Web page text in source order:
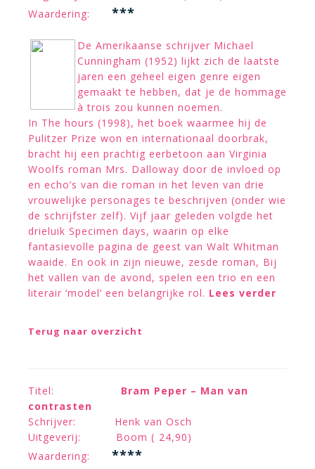
Waardering:
***
De Amerikaanse schrijver Michael
Cunningham (1952) lijkt zich de laatste
jaren een geheel eigen genre eigen
gemaakt te hebben, dat je de hommage
à trois zou kunnen noemen.
In The hours (1998), het boek waarmee hij de
Pulitzer Prize won en internationaal doorbrak,
bracht hij een prachtig eerbetoon aan Virginia
Woolfs roman Mrs. Dalloway door de invloed op
en echo’s van die roman in het leven van drie
vrouwelijke personages te beschrijven (onder wie
de schrijfster zelf). Vijf jaar geleden volgde het
drieluik Specimen days, waarin op elke
fantasievolle pagina de geest van Walt Whitman
waaide. En ook in zijn nieuwe, zesde roman, Bij
het vallen van de avond, spelen een trio en een
literair ‘model’ een belangrijke rol. Lees verder
Terug naar overzicht
Titel: Bram Peper – Man van
contrasten
Schrijver: Henk van Osch
Uitgeverij: Boom ( 24,90)
Waardering:
****